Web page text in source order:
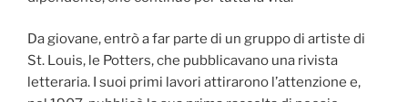
Da giovane, entrò a far parte di un gruppo di artiste di
St. Louis, le Potters, che pubblicavano una rivista
letteraria. I suoi primi lavori attirarono l’attenzione e,